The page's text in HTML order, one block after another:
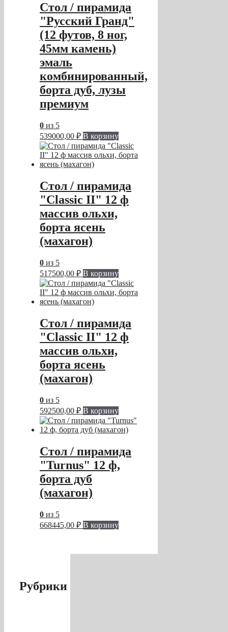
Стол / пирамида
"Русский Гранд"
(12 футов, 8 ног,
45мм камень)
эмаль
комбинированный,
борта дуб, лузы
премиум
0 из 5
539000,00 ₽ В корзину
Стол / пирамида
"Classic II" 12 ф
массив ольхи,
борта ясень
(махагон)
0 из 5
517500,00 ₽ В корзину
Стол / пирамида
"Classic II" 12 ф
массив ольхи,
борта ясень
(махагон)
0 из 5
592500,00 ₽ В корзину
Стол / пирамида
"Turnus" 12 ф,
борта дуб
(махагон)
0 из 5
668445,00 ₽ В корзину
Рубрики